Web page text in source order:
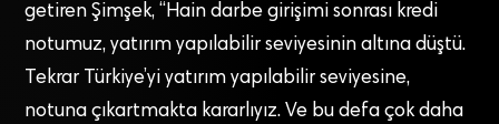
getiren Şimşek, “Hain darbe girişimi sonrası kredi
notumuz, yatırım yapılabilir seviyesinin altına düştü.
Tekrar Türkiye’yi yatırım yapılabilir seviyesine,
notuna çıkartmakta kararlıyız. Ve bu defa çok daha